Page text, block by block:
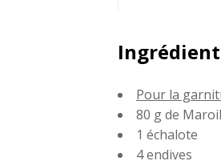
Pour la
80 g de
1 échalote
4 endives